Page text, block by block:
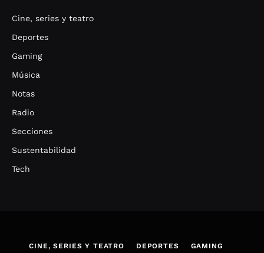
Cine, series y teatro
Deportes
Gaming
Música
Notas
Radio
Secciones
Sustentabilidad
Tech
CINE, SERIES Y TEATRO DEPORTES GAMING